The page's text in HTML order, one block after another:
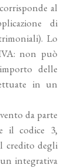
al
di
Lo
non può
delle
in un
da parte
il codice 3,
credito degli
integrativa